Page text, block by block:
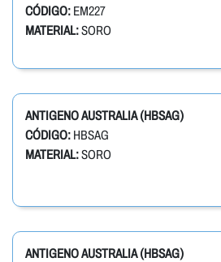
CÓDIGO: EM227
MATERIAL:SORO
ANTIGENO AUSTRALIA (HBSAG)
CÓDIGO: HBSAG
MATERIAL:SORO
ANTIGENO AUSTRALIA (HBSAG)